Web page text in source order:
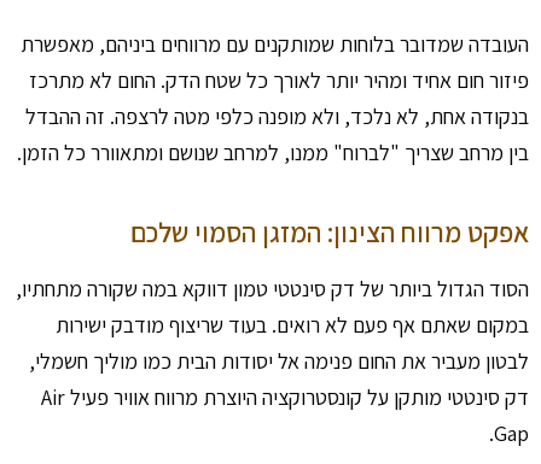
העובדה שמדובר בלוחות שמותקנים עם מרווחים ביניהם, מאפשרת
פיזור חום אחיד ומהיר יותר לאורך כל שטח הדק. החום לא מתרכז
בנקודה אחת, לא נלכד, ולא מופנה כלפי מטה לרצפה. זה ההבדל
בין מרחב שצריך "לברוח" ממנו, למרחב שנושם ומתאוורר כל הזמן.
אפקט מרווח הצינון: המזגן הסמוי שלכם
הסוד הגדול ביותר של דק סינטטי טמון דווקא במה שקורה מתחתיו,
במקום שאתם אף פעם לא רואים. בעוד שריצוף מודבק ישירות
לבטון מעביר את החום פנימה אל יסודות הבית כמו מוליך חשמלי,
דק סינטטי מותקן על קונסטרוקציה היוצרת מרווח אוויר פעיל Air
Gap.